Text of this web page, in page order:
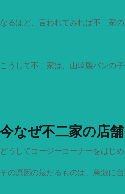
なるほど、言われてみれば不二家
こうして不二家は、山崎製パンの
今なぜ不二家の店
どうしてコージーコーナーをはじ
その原因の最たるものは、急激に